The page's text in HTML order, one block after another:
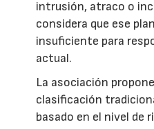
intrusión, atraco o
considera que ese
insuficiente para
actual.
La asociación
clasificación
basado en el nivel de